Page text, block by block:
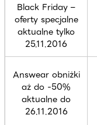
Black Friday –
oferty specjalne
aktualne tylko
25.11.2016
Answear obniżki
aż do -50%
aktualne do
26.11.2016